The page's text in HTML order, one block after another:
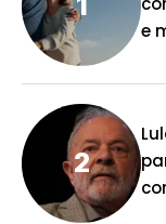
e